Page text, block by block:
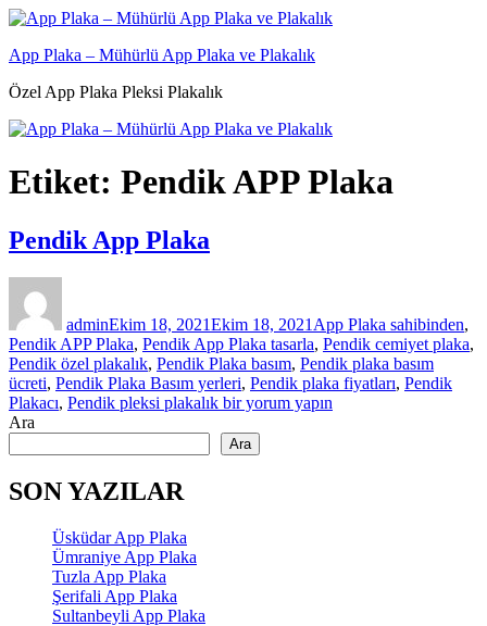
İçeriğe
App Plaka – Mühürlü App Plaka ve Plakalık
Özel App Plaka Pleksi Plakalık
Etiket: Pendik APP Plaka
Pendik App Plaka
adminEkim 18, 2021Ekim 18, 2021 App Plaka sahibinden,
Pendik APP Plaka, Pendik App Plaka tasarla, Pendik cemiyet plaka,
Pendik özel plakalık, Pendik Plaka basım, Pendik plaka basım
ücreti, Pendik Plaka Basım yerleri, Pendik plaka fiyatları, Pendik
Plakacı, Pendik pleksi plakalıkPendik
Plaka
için
bir yorum yapın
Ara
Ara
SON YAZILAR
Üsküdar App Plaka
Ümraniye App Plaka
Tuzla App Plaka
Şerifali App Plaka
Sultanbeyli App Plaka